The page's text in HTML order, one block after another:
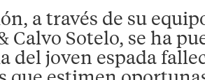
a través de su
Calvo Sotelo, se ha
del joven espada